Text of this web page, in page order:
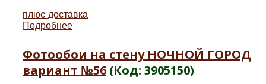
плюс доставка
Подробнее
Фотообои на стену НОЧНОЙ ГОРОД
вариант №56 (Код: 3905150)